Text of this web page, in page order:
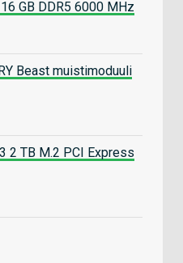
GB DDR5 6000 MHz
Beast muistimoduuli
2 TB M.2 PCI Express